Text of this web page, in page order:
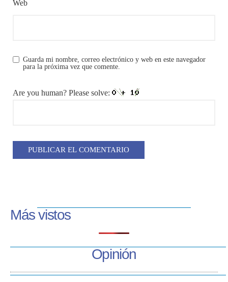
Web
Guarda mi nombre, correo electrónico y web en este navegador
para la próxima vez que comente.
Are you human? Please solve:
Más vistos
Opinión